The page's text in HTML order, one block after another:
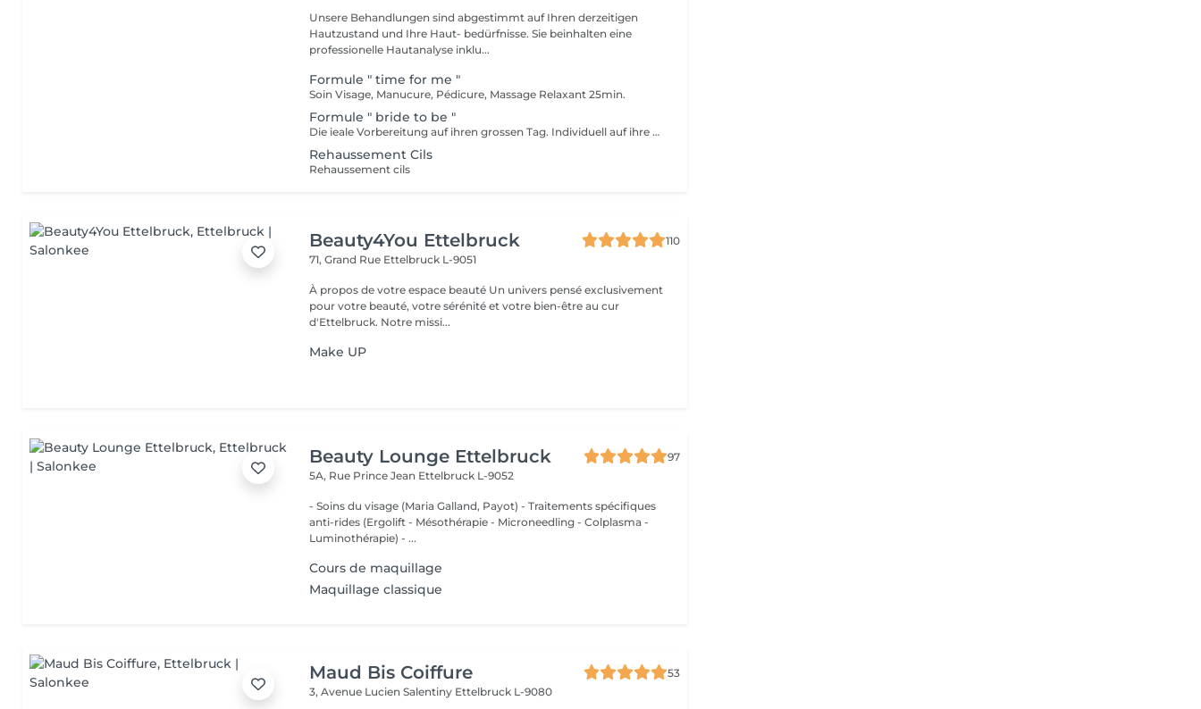
Unsere Behandlungen sind abgestimmt auf Ihren derzeitigen
Hautzustand und Ihre Haut- bedürfnisse. Sie beinhalten eine
professionelle Hautanalyse inklu...
Formule " time for me "
Soin Visage, Manucure, Pédicure, Massage Relaxant 25min.
Formule " bride to be "
Die ieale Vorbereitung auf ihren grossen Tag. Individuell auf ihre Bedürfnisse abgeschnittene Gesichtsbehandlung wenige Tage vor der Hochzeit, Maniküre und typgerechtes Braut-Make-up inklusive Probe
Rehaussement Cils
Rehaussement cils
Beauty4You Ettelbruck
110
71, Grand Rue Ettelbruck L-9051
À propos de votre espace beauté Un univers pensé exclusivement
pour votre beauté, votre sérénité et votre bien-être au cur
d'Ettelbruck. Notre missi...
Make UP
Beauty Lounge Ettelbruck
97
5A, Rue Prince Jean Ettelbruck L-9052
- Soins du visage (Maria Galland, Payot) - Traitements spécifiques
anti-rides (Ergolift - Mésothérapie - Microneedling - Colplasma -
Luminothérapie) - ...
Cours de maquillage
Maquillage classique
Maud Bis Coiffure
53
3, Avenue Lucien Salentiny Ettelbruck L-9080